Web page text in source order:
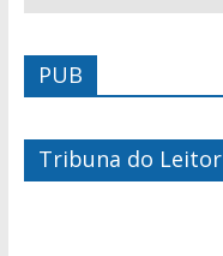
PUB
Tribuna do Leitor